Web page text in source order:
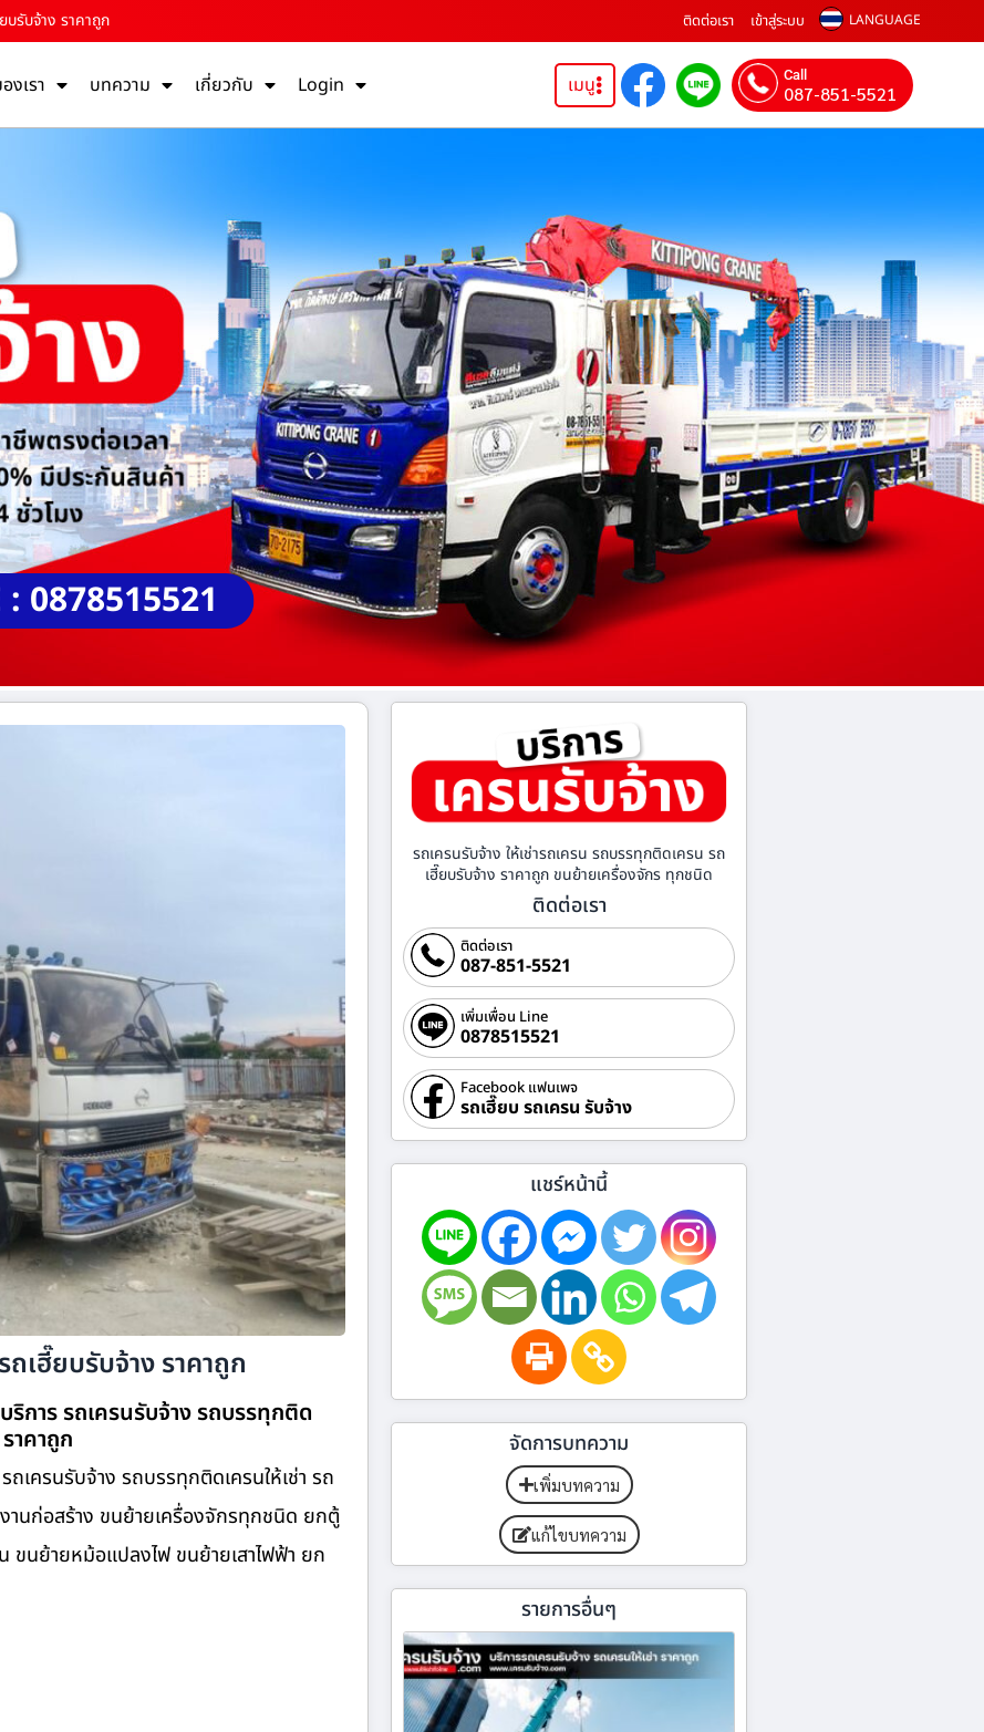
บรับจ้าง ราคาถูก ติดต่อเรา เข้าสู่ระบบ LANGUAGE
งเรา บทความ เกี่ยวกับ Login เมนู Call
087-851-5521
0878515521
ถเฮี๊ยบรับจ้าง ราคาถูก
ริการ รถเครนรับจ้าง รถบรรทุกติด
าคาถูก
ถเครนรับจ้าง รถบรรทุกติดเครนให้เช่า รถ
านก่อสร้าง ขนย้ายเครื่องจักรทุกชนิด ยกตู้
ขนย้ายหม้อแปลงไฟ ขนย้ายเสาไฟฟ้า ยก
รถเครนรับจ้าง ให้เช่ารถเครน รถบรรทุกติดเครน รถ
เฮี๊ยบรับจ้าง ราคาถูก ขนย้ายเครื่องจักร ทุกชนิด
ติดต่อเรา
ติดต่อเรา
087-851-5521
เพิ่มเพื่อน Line
0878515521
Facebook แฟนเพจ
รถเฮี๊ยบ รถเครน รับจ้าง
แชร์หน้านี้
จัดการบทความ
เพิ่มบทความ
แก้ไขบทความ
รายการอื่นๆ